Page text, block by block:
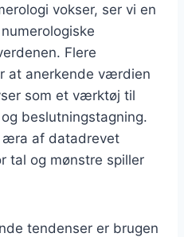
vokser, ser vi en
Flere
at anerkende værdien
som et værktøj til
beslutningstagning.
æra af datadrevet
tal og mønstre spiller
tendenser er brugen